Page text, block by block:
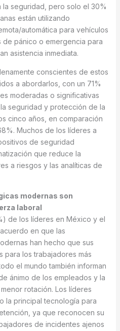
seguridad, pero solo el 30%
están utilizando
automática para vehículos
pánico o emergencia para
asistencia inmediata.
conscientes de estos
a abordarlos, con un 71%
moderadas o significativas
seguridad y protección de la
cinco años, en comparación
Muchos de los líderes a
de seguridad
que reduce la
a riesgos y las analíticas de
modernas son
laboral
de los líderes en México y el
en que las
han hecho que sus
para los trabajadores más
el mundo también informan
ánimo de los empleados y la
rotación. Los líderes
la principal tecnología para
ya que reconocen su
de incidentes ajenos